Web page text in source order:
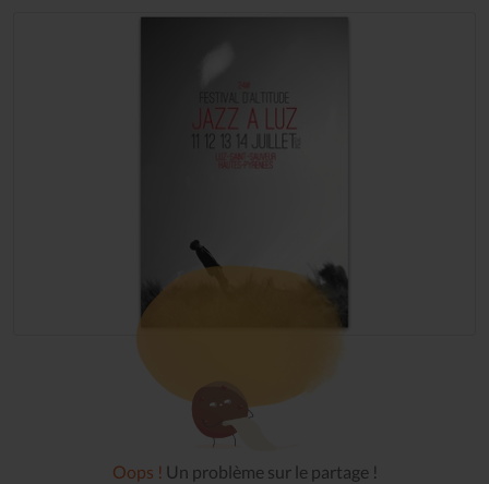
Oops ! Un problème sur le partage !